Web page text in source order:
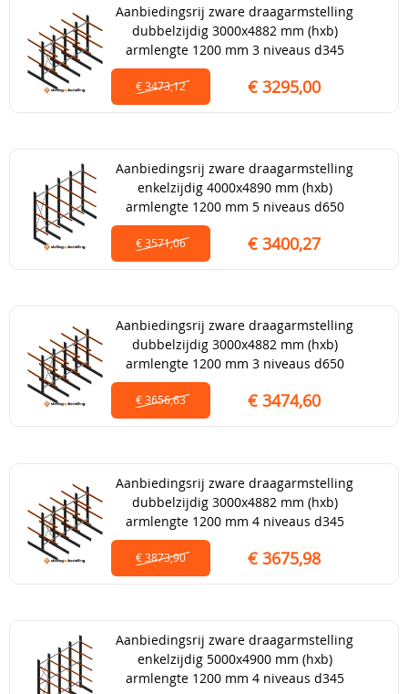
Aanbiedingsrij zware draagarmstelling
dubbelzijdig 3000x4882 mm (hxb)
armlengte 1200 mm 3 niveaus d345
€ 3473,12 € 3295,00
Aanbiedingsrij zware draagarmstelling
enkelzijdig 4000x4890 mm (hxb)
armlengte 1200 mm 5 niveaus d650
€ 3571,06 € 3400,27
Aanbiedingsrij zware draagarmstelling
dubbelzijdig 3000x4882 mm (hxb)
armlengte 1200 mm 3 niveaus d650
€ 3656,63 € 3474,60
Aanbiedingsrij zware draagarmstelling
dubbelzijdig 3000x4882 mm (hxb)
armlengte 1200 mm 4 niveaus d345
€ 3873,90 € 3675,98
Aanbiedingsrij zware draagarmstelling
enkelzijdig 5000x4900 mm (hxb)
armlengte 1200 mm 4 niveaus d345